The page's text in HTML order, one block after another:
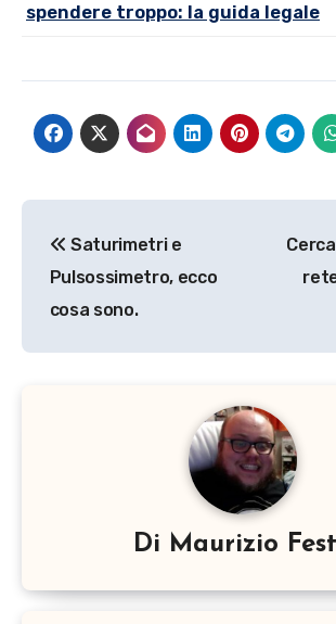
spendere troppo: la guida legale
articoli
Saturimetri e
Pulsossimetro, ecco
cosa sono.
Di Maurizio